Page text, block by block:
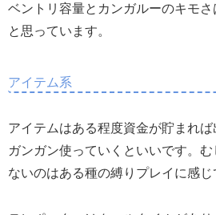
ベントリ容量とカンガルーのキモ
と思っています。
アイテム系
アイテムはある程度資金が貯まれ
ガンガン使っていくといいです。
ないのはある種の縛りプレイに感じ